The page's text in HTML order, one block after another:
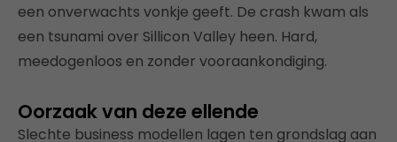
een onverwachts vonkje geeft. De crash kwam als
een tsunami over Sillicon Valley heen. Hard,
meedogenloos en zonder vooraankondiging.
Oorzaak van deze ellende
Slechte business modellen lagen ten grondslag aan